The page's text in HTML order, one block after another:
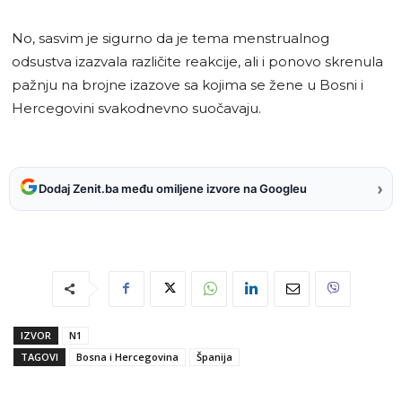
No, sasvim je sigurno da je tema menstrualnog
odsustva izazvala različite reakcije, ali i ponovo skrenula
pažnju na brojne izazove sa kojima se žene u Bosni i
Hercegovini svakodnevno suočavaju.
Dodaj Zenit.ba među omiljene izvore na Googleu ›
IZVOR
N1
TAGOVI
Bosna i Hercegovina Španija